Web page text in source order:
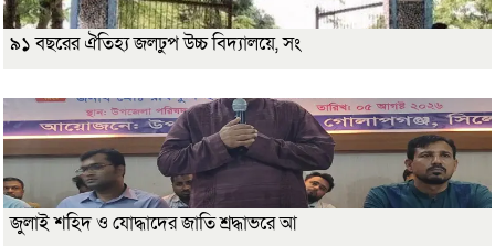
৯১ বছরের ঐতিহ্য জলঢুপ উচ্চ বিদ্যালয়ে, সং
জুলাই শহিদ ও যোদ্ধাদের জাতি শ্রদ্ধাভরে আ